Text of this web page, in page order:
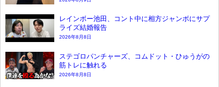
レインボー池田、コント中に相方ジャンボにサプ
ライズ結婚報告
2026年8月8日
ステゴロパンチャーズ、コムドット・ひゅうがの
筋トレに触れる
2026年8月8日